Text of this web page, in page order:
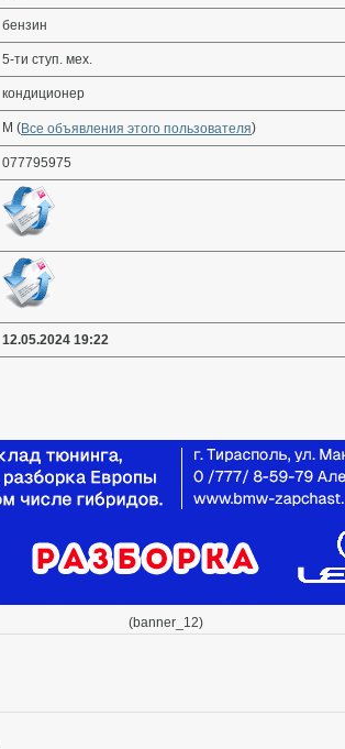
бензин
5-ти ступ. мех.
кондиционер
М (Все объявления этого пользователя)
077795975
12.05.2024 19:22
(banner_12)